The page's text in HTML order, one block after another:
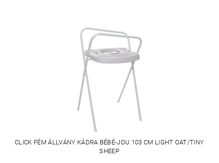
CLICK FÉM ÁLLVÁNY KÁDRA BÉBÉ-JOU 103 CM LIGHT OAT/TINY
SHEEP